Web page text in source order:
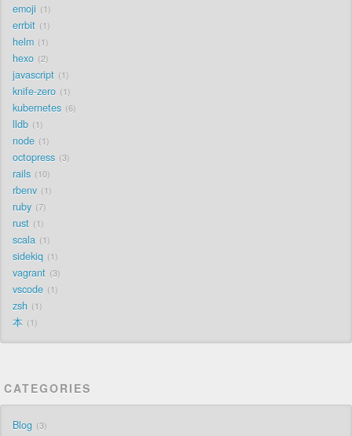
emoji 1
errbit 1
helm 1
hexo 2
javascript 1
knife-zero 1
kubernetes 6
lldb 1
node 1
octopress 3
rails 10
rbenv 1
ruby 7
rust 1
scala 1
sidekiq 1
vagrant 3
vscode 1
zsh 1
本 1
CATEGORIES
Blog 3